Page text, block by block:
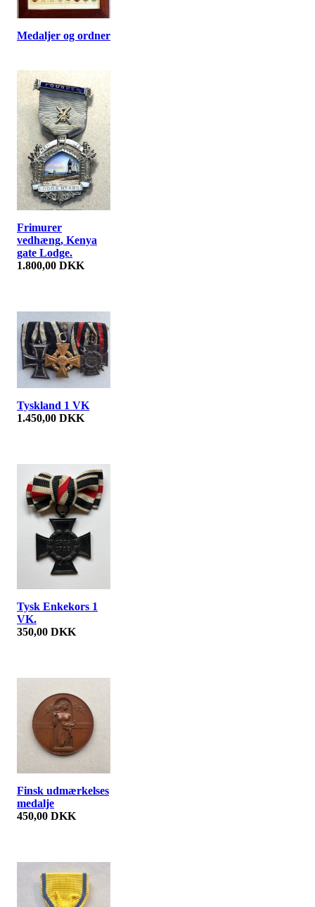
Medaljer og ordner
Frimurer
vedhæng, Kenya
gate Lodge.
1.800,00 DKK
Tyskland 1 VK
1.450,00 DKK
Tysk Enkekors 1
VK.
350,00 DKK
Finsk udmærkelses
medalje
450,00 DKK